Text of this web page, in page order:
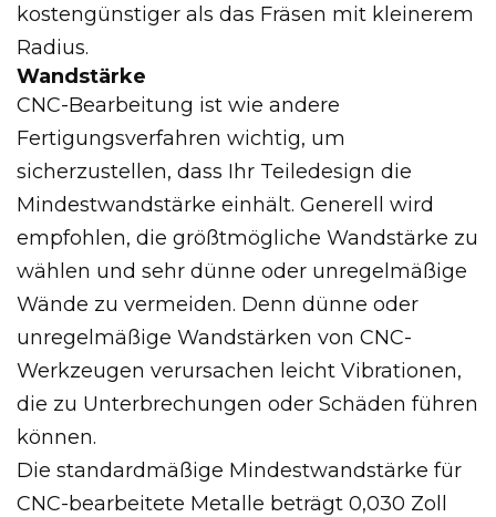
kostengünstiger als das Fräsen mit kleinerem
Radius.
Wandstärke
CNC-Bearbeitung ist wie andere
Fertigungsverfahren wichtig, um
sicherzustellen, dass Ihr Teiledesign die
Mindestwandstärke einhält. Generell wird
empfohlen, die größtmögliche Wandstärke zu
wählen und sehr dünne oder unregelmäßige
Wände zu vermeiden. Denn dünne oder
unregelmäßige Wandstärken von CNC-
Werkzeugen verursachen leicht Vibrationen,
die zu Unterbrechungen oder Schäden führen
können.
Die standardmäßige Mindestwandstärke für
CNC-bearbeitete Metalle beträgt 0,030 Zoll